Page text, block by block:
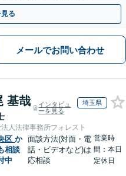
休日夜間面談可】
る
メールでお問い合わせ
基哉
インタビュ
ーを見る
埼玉県
人法律事務所フォレスト
区 か
相談
中
面談方法(対面・電
話・ビデオなど)は
応相談
営業時
間：本日
定休日